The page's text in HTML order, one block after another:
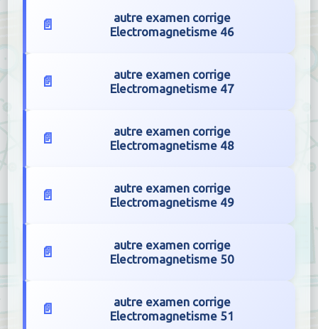
autre examen corrige
Electromagnetisme 46
autre examen corrige
Electromagnetisme 47
autre examen corrige
Electromagnetisme 48
autre examen corrige
Electromagnetisme 49
autre examen corrige
Electromagnetisme 50
autre examen corrige
Electromagnetisme 51